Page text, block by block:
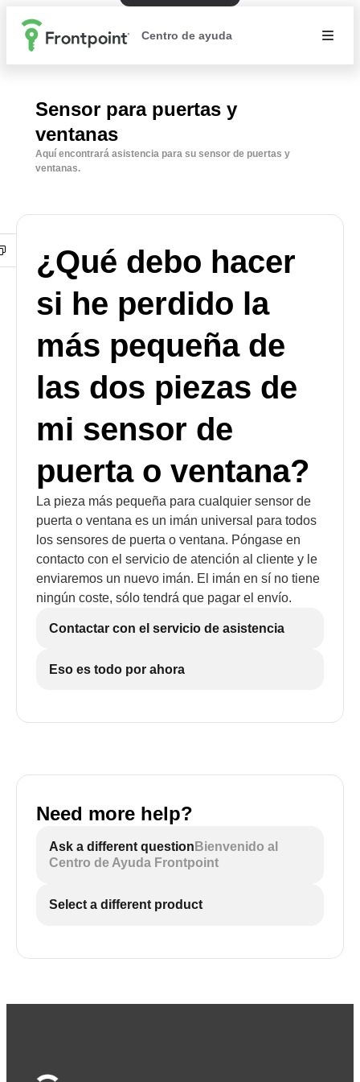
Centro de ayuda
Sensor para puertas y
ventanas
Aquí encontrará asistencia para su sensor de puertas y
ventanas.
¿Qué debo hacer
si he perdido la
más pequeña de
las dos piezas de
mi sensor de
puerta o ventana?
La pieza más pequeña para cualquier sensor de
puerta o ventana es un imán universal para todos
los sensores de puerta o ventana. Póngase en
contacto con el servicio de atención al cliente y le
enviaremos un nuevo imán. El imán en sí no tiene
ningún coste, sólo tendrá que pagar el envío.
Contactar con el servicio de asistencia
Eso es todo por ahora
Need more help?
Ask a different question Bienvenido al
Centro de Ayuda Frontpoint
Select a different product